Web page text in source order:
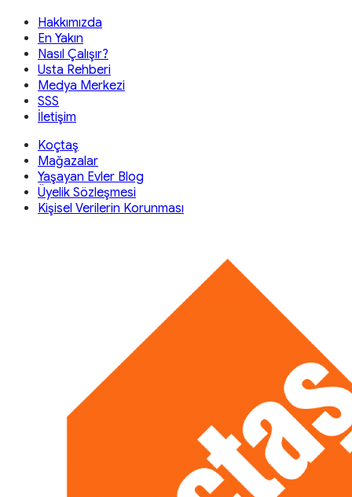
Hakkımızda
En Yakın
Nasıl Çalışır?
Usta Rehberi
Medya Merkezi
SSS
İletişim
Koçtaş
Mağazalar
Yaşayan Evler Blog
Üyelik Sözleşmesi
Kişisel Verilerin Korunması